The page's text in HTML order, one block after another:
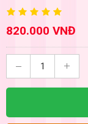
820.000 VNĐ